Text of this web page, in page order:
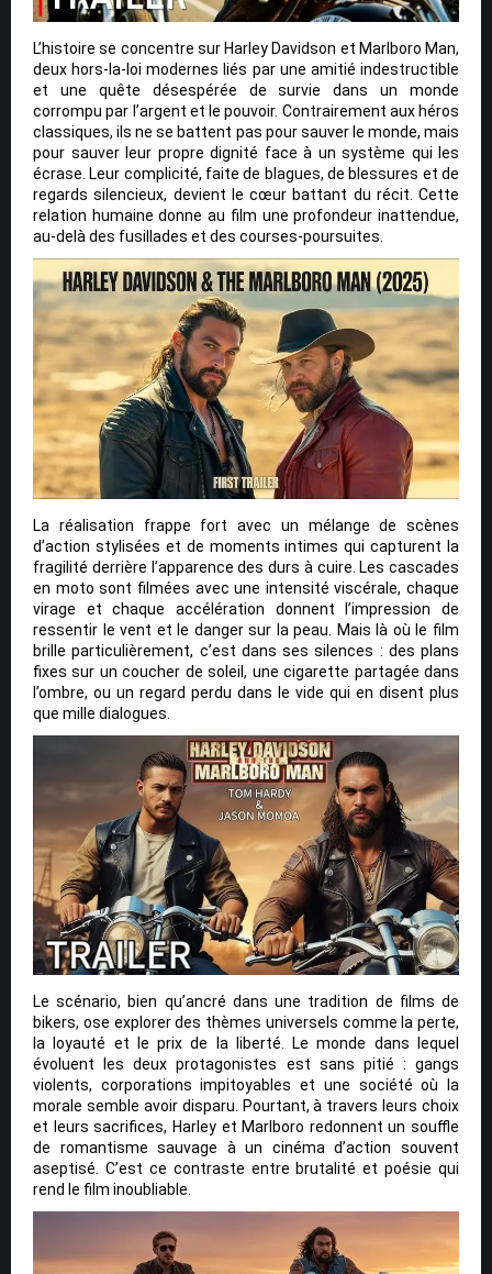
L’histoire se concentre sur Harley Davidson et Marlboro Man,
deux hors-la-loi modernes liés par une amitié indestructible
et une quête désespérée de survie dans un monde
corrompu par l’argent et le pouvoir. Contrairement aux héros
classiques, ils ne se battent pas pour sauver le monde, mais
pour sauver leur propre dignité face à un système qui les
écrase. Leur complicité, faite de blagues, de blessures et de
regards silencieux, devient le cœur battant du récit. Cette
relation humaine donne au film une profondeur inattendue,
au-delà des fusillades et des courses-poursuites.
La réalisation frappe fort avec un mélange de scènes
d’action stylisées et de moments intimes qui capturent la
fragilité derrière l’apparence des durs à cuire. Les cascades
en moto sont filmées avec une intensité viscérale, chaque
virage et chaque accélération donnent l’impression de
ressentir le vent et le danger sur la peau. Mais là où le film
brille particulièrement, c’est dans ses silences : des plans
fixes sur un coucher de soleil, une cigarette partagée dans
l’ombre, ou un regard perdu dans le vide qui en disent plus
que mille dialogues.
Le scénario, bien qu’ancré dans une tradition de films de
bikers, ose explorer des thèmes universels comme la perte,
la loyauté et le prix de la liberté. Le monde dans lequel
évoluent les deux protagonistes est sans pitié : gangs
violents, corporations impitoyables et une société où la
morale semble avoir disparu. Pourtant, à travers leurs choix
et leurs sacrifices, Harley et Marlboro redonnent un souffle
de romantisme sauvage à un cinéma d’action souvent
aseptisé. C’est ce contraste entre brutalité et poésie qui
rend le film inoubliable.